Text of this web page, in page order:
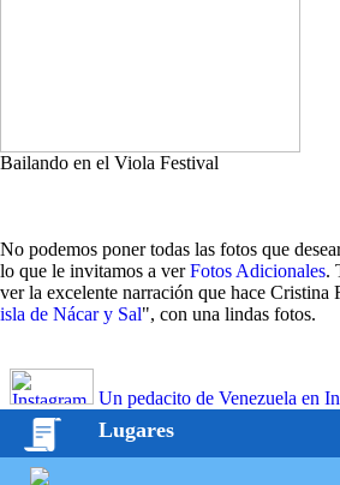
Bailando en el Viola Festival
No podemos poner todas las fotos que
lo que le invitamos a verFotos Adicionales.
ver la excelente narración que hace Cristina
isla de Nácar y Sal", con una lindas fotos.
Un pedacito de Venezuela en
Lugares